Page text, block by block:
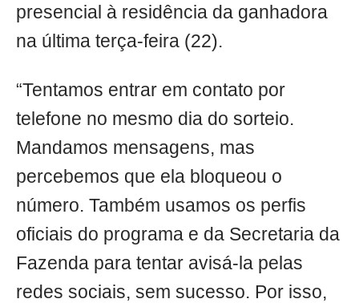
presencial à residência da ganhadora
na última terça-feira (22).
“Tentamos entrar em contato por
telefone no mesmo dia do sorteio.
Mandamos mensagens, mas
percebemos que ela bloqueou o
número. Também usamos os perfis
oficiais do programa e da Secretaria da
Fazenda para tentar avisá-la pelas
redes sociais, sem sucesso. Por isso,